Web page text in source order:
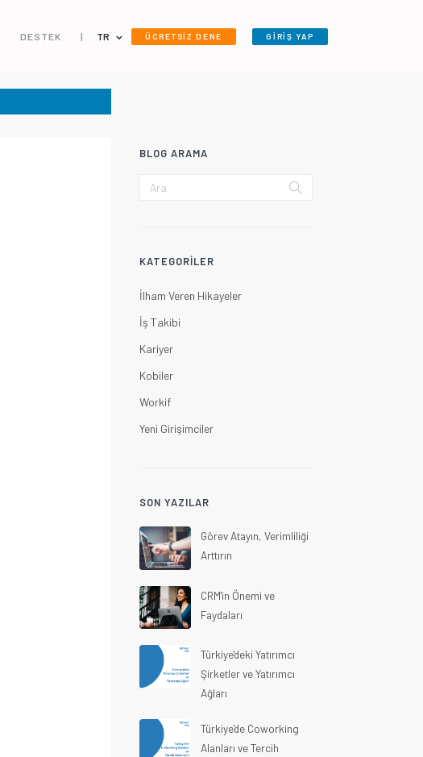
DESTEK | TR ÜCRETSİZ DENE GİRİŞ YAP
BLOG ARAMA
KATEGORILER
İlham Veren Hikayeler
İş Takibi
Kariyer
Kobiler
Workif
Yeni Girişimciler
SON YAZILAR
Görev Atayın, Verimliliği
Arttırın
CRM'in Önemi ve
Faydaları
Türkiye'deki Yatırımcı
Şirketler ve Yatırımcı
Ağları
Türkiye'de Coworking
Alanları ve Tercih